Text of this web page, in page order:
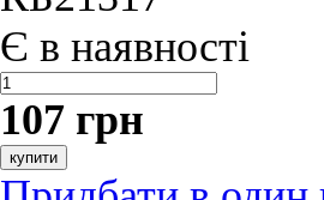
Є в наявності
107 грн
купити